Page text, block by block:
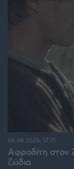
Αφροδίτη στον
ζώδια
06.08.2026, 17:31